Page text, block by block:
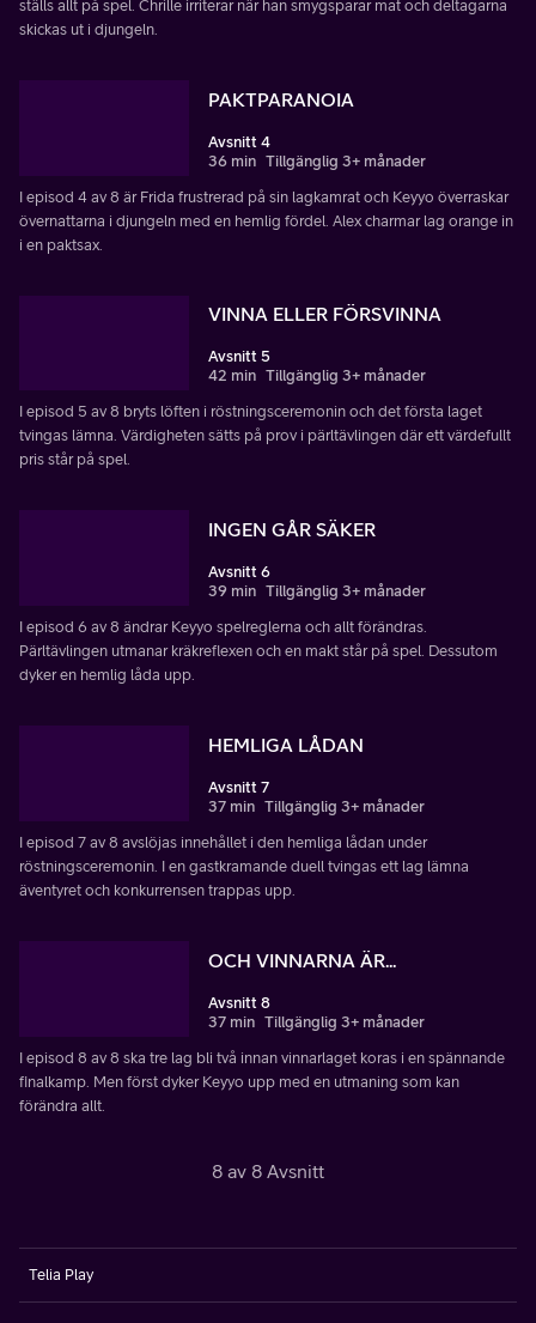
ställs allt på spel. Chrille irriterar när han smygsparar mat och deltagarna
skickas ut i djungeln.
PAKTPARANOIA
Avsnitt 4
36 min Tillgänglig 3+ månader
I episod 4 av 8 är Frida frustrerad på sin lagkamrat och Keyyo överraskar
övernattarna i djungeln med en hemlig fördel. Alex charmar lag orange in
i en paktsax.
VINNA ELLER FÖRSVINNA
Avsnitt 5
42 min Tillgänglig 3+ månader
I episod 5 av 8 bryts löften i röstningsceremonin och det första laget
tvingas lämna. Värdigheten sätts på prov i pärltävlingen där ett värdefullt
pris står på spel.
INGEN GÅR SÄKER
Avsnitt 6
39 min Tillgänglig 3+ månader
I episod 6 av 8 ändrar Keyyo spelreglerna och allt förändras.
Pärltävlingen utmanar kräkreflexen och en makt står på spel. Dessutom
dyker en hemlig låda upp.
HEMLIGA LÅDAN
Avsnitt 7
37 min Tillgänglig 3+ månader
I episod 7 av 8 avslöjas innehållet i den hemliga lådan under
röstningsceremonin. I en gastkramande duell tvingas ett lag lämna
äventyret och konkurrensen trappas upp.
OCH VINNARNA ÄR...
Avsnitt 8
37 min Tillgänglig 3+ månader
I episod 8 av 8 ska tre lag bli två innan vinnarlaget koras i en spännande
finalkamp. Men först dyker Keyyo upp med en utmaning som kan
förändra allt.
8 av 8 Avsnitt
Telia Play